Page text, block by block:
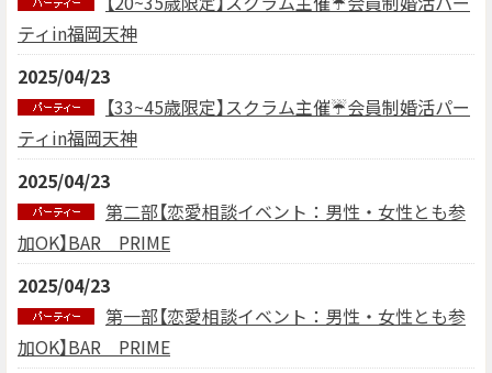
ティin福岡天神
2025/04/23
【33~45歳限定】スクラム主催☔会員制婚活パー
ティin福岡天神
2025/04/23
第二部【恋愛相談イベント：男性・女性とも参
加OK】BAR PRIME
2025/04/23
第一部【恋愛相談イベント：男性・女性とも参
加OK】BAR PRIME